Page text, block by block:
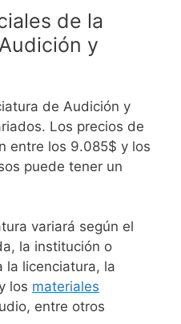
de la
y
de Audición y
Los precios de
entre los 9.085$ y los
puede tener un
variará según el
la institución o
la licenciatura, la
los materiales
entre otros